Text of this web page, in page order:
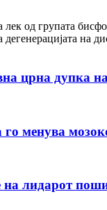
од групата
на
црна дупка
менува
лидарот